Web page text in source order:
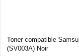
Toner compatible
(SV003A) Noir